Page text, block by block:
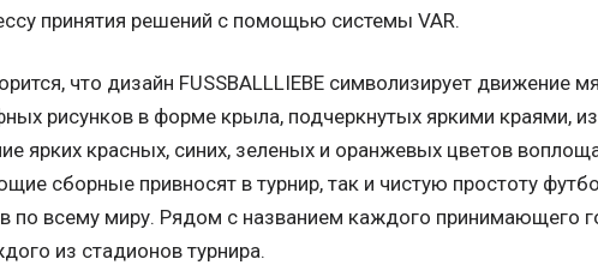
принятия решений с помощью системы VAR.
что дизайн FUSSBALLLIEBE символизирует движение
рисунков в форме крыла, подчеркнутых яркими краями,
ярких красных, синих, зеленых и оранжевых цветов
сборные привносят в турнир, так и чистую простоту
по всему миру. Рядом с названием каждого принимающего
из стадионов турнира.